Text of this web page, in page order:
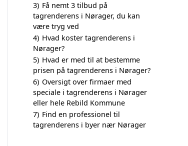
3) Få nemt 3 tilbud på
tagrenderens i Nørager, du kan
være tryg ved
4) Hvad koster tagrenderens i
Nørager?
5) Hvad er med til at bestemme
prisen på tagrenderens i Nørager?
6) Oversigt over firmaer med
speciale i tagrenderens i Nørager
eller hele Rebild Kommune
7) Find en professionel til
tagrenderens i byer nær Nørager